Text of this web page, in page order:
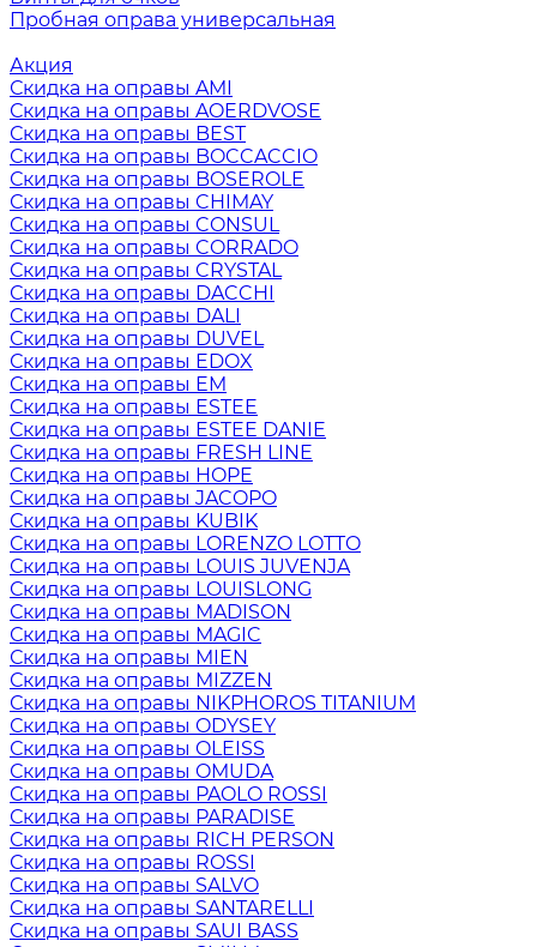
Пробная оправа универсальная
Акция
Скидка на оправы AMI
Скидка на оправы AOERDVOSE
Скидка на оправы BEST
Скидка на оправы BOCCACCIO
Скидка на оправы BOSEROLE
Скидка на оправы CHIMAY
Скидка на оправы CONSUL
Скидка на оправы CORRADO
Скидка на оправы CRYSTAL
Скидка на оправы DACCHI
Скидка на оправы DALI
Скидка на оправы DUVEL
Скидка на оправы EDOX
Скидка на оправы EM
Скидка на оправы ESTEE
Скидка на оправы ESTEE DANIE
Скидка на оправы FRESH LINE
Скидка на оправы HOPE
Скидка на оправы JACOPO
Скидка на оправы KUBIK
Скидка на оправы LORENZO LOTTO
Скидка на оправы LOUIS JUVENJA
Скидка на оправы LOUISLONG
Скидка на оправы MADISON
Скидка на оправы MAGIC
Скидка на оправы MIEN
Скидка на оправы MIZZEN
Скидка на оправы NIKPHOROS TITANIUM
Скидка на оправы ODYSEY
Скидка на оправы OLEISS
Скидка на оправы OMUDA
Скидка на оправы PAOLO ROSSI
Скидка на оправы PARADISE
Скидка на оправы RICH PERSON
Скидка на оправы ROSSI
Скидка на оправы SALVO
Скидка на оправы SANTARELLI
Скидка на оправы SAUI BASS